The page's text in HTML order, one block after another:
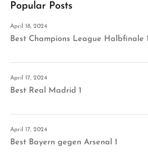
Popular Posts
April 18, 2024
Best Champions League Halbfinale 1
April 17, 2024
Best Real Madrid 1
April 17, 2024
Best Bayern gegen Arsenal 1